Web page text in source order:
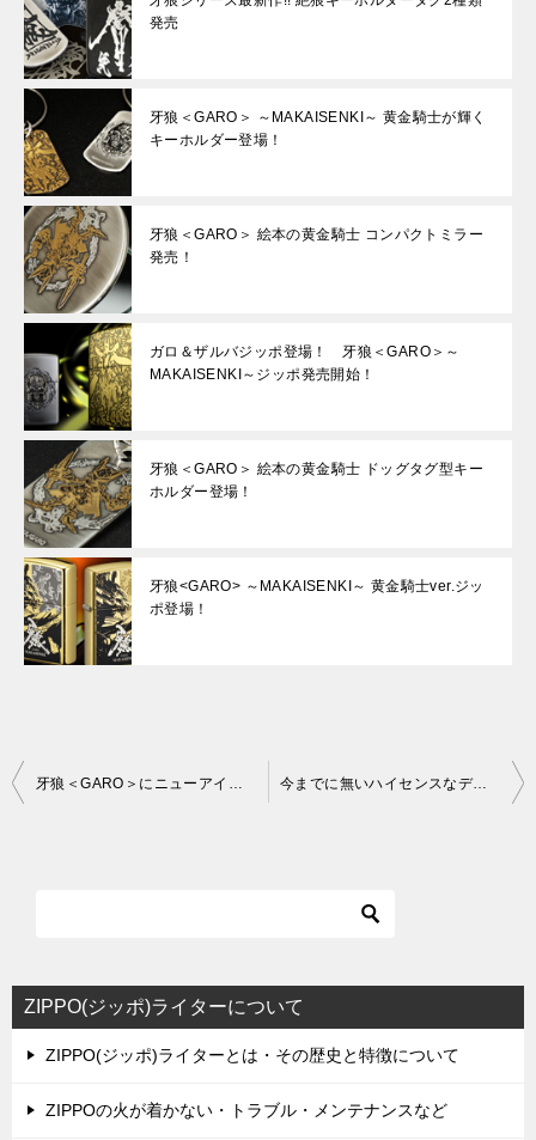
発売
牙狼＜GARO＞ ～MAKAISENKI～ 黄金騎士が輝く
キーホルダー登場！
牙狼＜GARO＞ 絵本の黄金騎士 コンパクトミラー
発売！
ガロ＆ザルバジッポ登場！ 牙狼＜GARO＞～
MAKAISENKI～ジッポ発売開始！
牙狼＜GARO＞ 絵本の黄金騎士 ドッグタグ型キー
ホルダー登場！
牙狼<GARO> ～MAKAISENKI～ 黄金騎士ver.ジッ
ポ登場！
投
シ
ョ
牙狼＜GARO＞にニューアイテム「魔戒ノ花 ロンソン・タイフーンライター」登場！ 今までに無いハイセンスなデザイン・XEROSEN（ゼロセン）ジッポ発売！
ZIPPO(ジッポ)ライターについて
ZIPPO(ジッポ)ライターとは・その歴史と特徴について
ZIPPOの火が着かない・トラブル・メンテナンスなど